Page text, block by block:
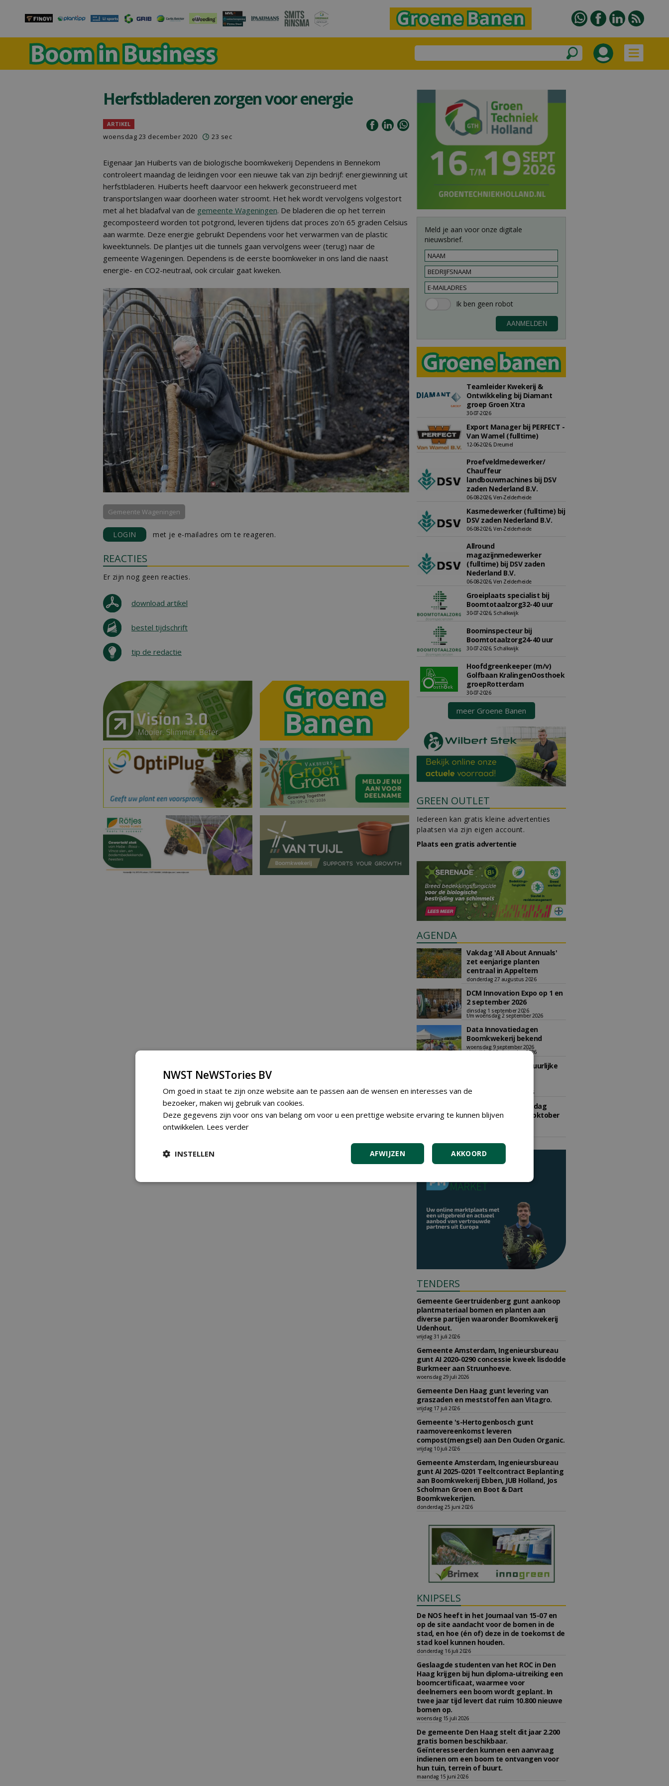
Herfstbladeren zorgen voor energie
ARTIKEL
woensdag 23 december 2020 23 sec
Eigenaar Jan Huiberts van de biologische boomkwekerij Dependens in Bennekom
controleert maandag de leidingen voor een nieuwe tak van zijn bedrijf: energiewinning uit
herfstbladeren. Huiberts heeft daarvoor een hekwerk geconstrueerd met
transportslangen waar doorheen water stroomt. Het hek wordt vervolgens volgestort
met al het bladafval van de gemeente Wageningen. De bladeren die op het terrein
gecomposteerd worden tot potgrond, leveren tijdens dat proces zo'n 65 graden Celsius
aan warmte. Deze energie gebruikt Dependens voor het verwarmen van de plastic
kweektunnels. De plantjes uit die tunnels gaan vervolgens weer (terug) naar de
gemeente Wageningen. Dependens is de eerste boomkweker in ons land die naast
energie- en CO2-neutraal, ook circulair gaat kweken.
Gemeente Wageningen
LOGIN met je e-mailadres om te reageren.
REACTIES
Er zijn nog geen reacties.
download artikel
bestel tijdschrift
tip de redactie
Meld je aan voor onze digitale
nieuwsbrief.
Teamleider Kwekerij &
Ontwikkeling bij Diamant
groep Groen Xtra
30-07-2026
Export Manager bij PERFECT -
Van Wamel (fulltime)
12-06-2026, Dreumel
Proefveldmedewerker/
Chauffeur
landbouwmachines bij DSV
zaden Nederland B.V.
06-08-2026, Ven-Zelderheide
Kasmedewerker (fulltime) bij
DSV zaden Nederland B.V.
06-08-2026, Ven-Zelderheide
Allround
magazijnmedewerker
(fulltime) bij DSV zaden
Nederland B.V.
06-08-2026, Ven Zelderheide
Groeiplaats specialist bij
Boomtotaalzorg32-40 uur
30-07-2026, Schalkwijk
Boominspecteur bij
Boomtotaalzorg24-40 uur
30-07-2026, Schalkwijk
Hoofdgreenkeeper (m/v)
Golfbaan KralingenOosthoek
groepRotterdam
30-07-2026
meer Groene Banen
GREEN OUTLET
Iedereen kan gratis kleine advertenties
plaatsen via zijn eigen account.
Plaats een gratis advertentie
AGENDA
Vakdag 'All About Annuals'
zet eenjarige planten
centraal in Appeltern
donderdag 27 augustus 2026
DCM Innovation Expo op 1 en
2 september 2026
dinsdag 1 september 2026
t/m woensdag 2 september 2026
Data Innovatiedagen
Boomkwekerij bekend
woensdag 9 september 2026
t/m vrijdag 18 september 2026
Kennismiddag: 'Natuurlijke
maandag 28 september 2026
Landelijke Jongerendag
Boomkwekerij op 9 oktober
TENDERS
Gemeente Geertruidenberg gunt aankoop
plantmateriaal bomen en planten aan
diverse partijen waaronder Boomkwekerij
Udenhout.
vrijdag 31 juli 2026
Gemeente Amsterdam, Ingenieursbureau
gunt AI 2020-0290 concessie kweek lisdodde
Burkmeer aan Struunhoeve.
woensdag 29 juli 2026
Gemeente Den Haag gunt levering van
graszaden en meststoffen aan Vitagro.
vrijdag 17 juli 2026
Gemeente 's-Hertogenbosch gunt
raamovereenkomst leveren
compost(mengsel) aan Den Ouden Organic.
vrijdag 10 juli 2026
Gemeente Amsterdam, Ingenieursbureau
gunt AI 2025-0201 Teeltcontract Beplanting
aan Boomkwekerij Ebben, JUB Holland, Jos
Scholman Groen en Boot & Dart
Boomkwekerijen.
donderdag 25 juni 2026
KNIPSELS
De NOS heeft in het Journaal van 15-07 en
op de site aandacht voor de bomen in de
stad, en hoe (én of) deze in de toekomst de
stad koel kunnen houden.
donderdag 16 juli 2026
Geslaagde studenten van het ROC in Den
Haag krijgen bij hun diploma-uitreiking een
boomcertificaat, waarmee voor
deelnemers een boom wordt geplant. In
twee jaar tijd levert dat ruim 10.800 nieuwe
bomen op.
woensdag 15 juli 2026
De gemeente Den Haag stelt dit jaar 2.200
gratis bomen beschikbaar.
Geïnteresseerden kunnen een aanvraag
indienen om een boom te ontvangen voor
hun tuin, terrein of buurt.
maandag 15 juni 2026
NWST NeWSTories BV
Om goed in staat te zijn onze website aan te passen aan de wensen en interesses van de
bezoeker, maken wij gebruik van cookies.
Deze gegevens zijn voor ons van belang om voor u een prettige website ervaring te kunnen blijven
ontwikkelen. Lees verder
AKKOORD
AFWIJZEN
INSTELLEN